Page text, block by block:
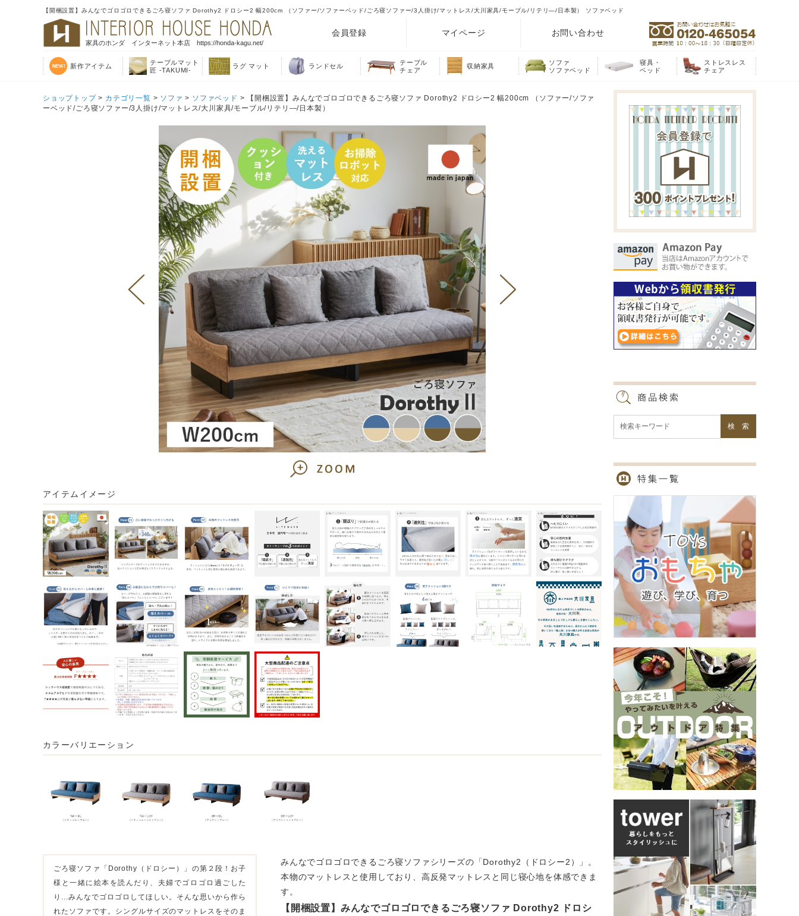
【開梱設置】みんなでゴロゴロできるごろ寝ソファ Dorothy2 ドロシー2 幅200cm （ソファー/ソファーベッド/ごろ寝ソファー/3人掛け/マットレス/大川家具/モーブル/リテリ―/日本製） ソファベッド
家具のホンダ インターネット本店 https://honda-kagu.net/
会員登録 マイページ お問い合わせ
新作アイテム
テーブルマット
匠 -TAKUMI-
ラグ マット ランドセル
テーブル
チェア
収納家具
ソファ
ソファベッド
寝具・
ベッド
ストレスレス
チェア
ショップトップ> カテゴリ一覧 > ソファ > ソファベッド > 【開梱設置】みんなでゴロゴロできるごろ寝ソファ Dorothy2 ドロシー2 幅200cm （ソファー/ソファ
ーベッド/ごろ寝ソファー/3人掛け/マットレス/大川家具/モーブル/リテリ―/日本製）
アイテムイメージ
カラーバリエーション
ごろ寝ソファ「Dorothy（ドロシー）」の第２段！お子
様と一緒に絵本を読んだり、夫婦でゴロゴロ過ごした
り...みんなでゴロゴロしてほしい。そんな思いから作ら
れたソファです。シングルサイズのマットレスをそのま
みんなでゴロゴロできるごろ寝ソファシリーズの「Dorothy2（ドロシー2）」。
本物のマットレスと使用しており、高反発マットレスと同じ寝心地を体感できま
す。
【開梱設置】みんなでゴロゴロできるごろ寝ソファ Dorothy2 ドロシ